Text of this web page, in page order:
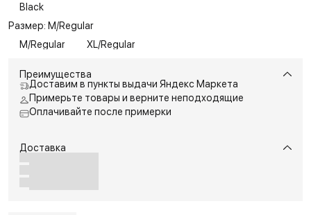
Black
Размер: M/Regular
M/Regular
XL/Regular
Преимущества
Доставим в пункты выдачи Яндекс Маркета
Примерьте товары и верните неподходящие
Оплачивайте после примерки
Доставка